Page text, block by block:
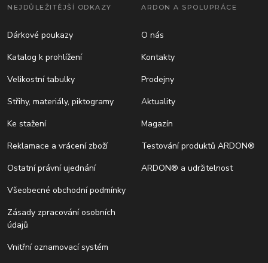
NEJDŮLEŽITĚJŠÍ ODKAZY
Dárkové poukazy
Katalog k prohlížení
Velikostní tabulky
Střihy, materiály, piktogramy
Ke stažení
Reklamace a vrácení zboží
Ostatní právní ujednání
Všeobecné obchodní podmínky
Zásady zpracování osobních
údajů
Vnitřní oznamovací systém
ARDON A SPOLUPRÁCE
O nás
Kontakty
Prodejny
Aktuality
Magazín
Testování produktů ARDON®
ARDON® a udržitelnost